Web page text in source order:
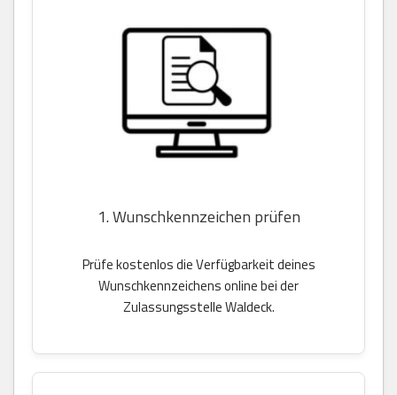
1. Wunschkennzeichen prüfen
Prüfe kostenlos die Verfügbarkeit deines
Wunschkennzeichens online bei der
Zulassungsstelle Waldeck.